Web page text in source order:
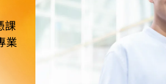
制中三或以上
學士學位
夜間兼讀制
日間兼讀制
證書
社
專
制中三或以上
學士學位
夜間兼讀制
日間兼讀制
制中三或以上
兼讀制
課
業